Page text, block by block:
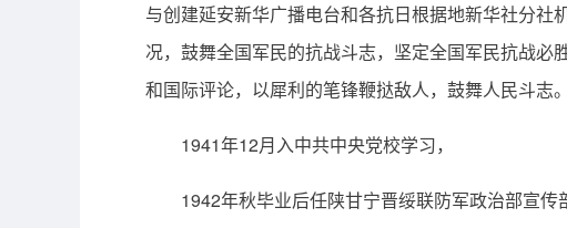
与创建延安新华广播电台和各抗日根据地新华社分
况，鼓舞全国军民的抗战斗志，坚定全国军民抗战
和国际评论，以犀利的笔锋鞭挞敌人，鼓舞人民斗志。
1941年12月入中共中央党校学习，
1942年秋毕业后任陕甘宁晋绥联防军政治部宣传